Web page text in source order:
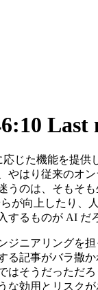
Last
じた機能を提
はり従来のオ
うのは、そもそ
が向上したり
るものが AI
ニアリングを
記事がバラ撒
はそうだっただ
効用とリスク